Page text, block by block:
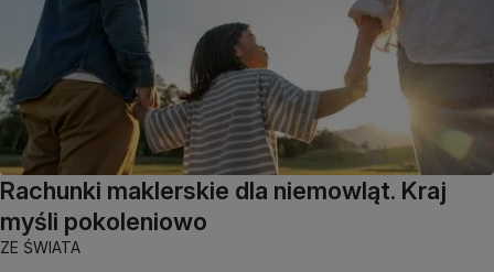
Rachunki maklerskie dla niemowląt. Kraj
myśli pokoleniowo
ZE ŚWIATA